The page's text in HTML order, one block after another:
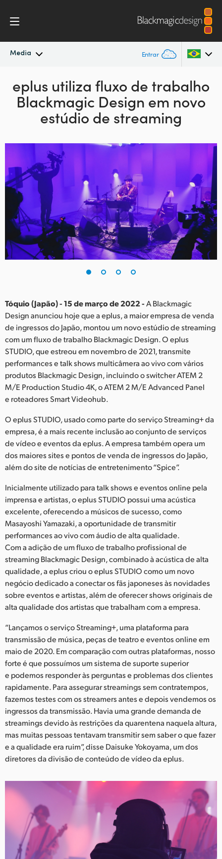
Media Entrar
Novidades
Arquivo
Argentina
Australia
Austria
Canada
China
Denmark
Finland
France
India
Italy
Japan
Mexico
Malaysia
Netherlands
New Zealand
Norway
Poland
Singapore
South Africa
Spain
Chinese Taipei
UAE
Ukraine
United Kingdom
United States
eplus utiliza fluxo detrabalho
Blackmagic Design em novo
estúdio de streaming
Tóquio (Japão) - 15 de março de 2022 -A Blackmagic
Design anunciou hoje que a eplus, a maior empresa de venda
de ingressos do Japão, montou um novo estúdio de streaming
com um fluxo de trabalho Blackmagic Design. O eplus
STUDIO, que estreou em novembro de 2021, transmite
performances e talk shows multicâmera ao vivo com vários
produtos Blackmagic Design, incluindo o switcher ATEM 2
M/E Production Studio 4K, o ATEM 2 M/E Advanced Panel
e roteadores Smart Videohub.
O eplus STUDIO, usado como parte do serviço Streaming+ da
empresa, é a mais recente inclusão ao conjunto de serviços
de vídeo e eventos da eplus. A empresa também opera um
dos maiores sites e pontos de venda de ingressos do Japão,
além do site de notícias de entretenimento “Spice”.
Inicialmente utilizado para talk shows e eventos online pela
imprensa e artistas, o eplus STUDIO possui uma acústica
excelente, oferecendo a músicos de sucesso, como
Masayoshi Yamazaki, a oportunidade de transmitir
performances ao vivo com áudio de alta qualidade.
Com a adição de um fluxo de trabalho profissional de
streaming Blackmagic Design, combinado à acústica de alta
qualidade, a eplus criou o eplus STUDIO como um novo
negócio dedicado a conectar os fãs japoneses às novidades
sobre eventos e artistas, além de oferecer shows originais de
alta qualidade dos artistas que trabalham com a empresa.
“Lançamos o serviço Streaming+, uma plataforma para
transmissão de música, peças de teatro e eventos online em
maio de 2020. Em comparação com outras plataformas, nosso
forte é que possuímos um sistema de suporte superior
e podemos responder às perguntas e problemas dos clientes
rapidamente. Para assegurar streamings sem contratempos,
fazemos testes com os streamers antes e depois vendemos os
ingressos da transmissão. Havia uma grande demanda de
streamings devido às restrições da quarentena naquela altura,
mas muitas pessoas tentavam transmitir sem saber o que fazer
e a qualidade era ruim”, disse Daisuke Yokoyama, um dos
diretores da divisão de conteúdo de vídeo da eplus.